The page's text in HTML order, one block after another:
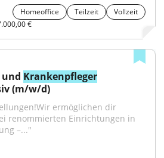
Homeoffice Teilzeit
Vollzeit
€
und Krankenpfleger
(m/w/d)
ermöglichen dir
–..."